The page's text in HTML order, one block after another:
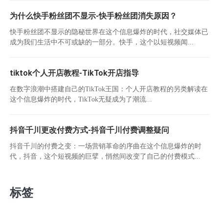
为什么快手粉丝团不显示-快手粉丝团消失原因？
快手粉丝团不显示的隐秘世界在这个信息爆炸的时代，社交媒体已
成为我们生活中不可或缺的一部分。快手，这个以短视频闻...
tiktok个人开店教程-TikTok开店指导
在数字浪潮中搭建自己的TikTok王国：个人开店教程的另类解读在
这个信息爆炸的时代，TikTok无疑成为了潮流...
抖音千川更改付费方式-抖音千川付费调整疑问
抖音千川的付费之变：一场营销革命的序曲在这个信息爆炸的时
代，抖音，这个短视频的巨擘，悄然间改变了自己的付费模式...
标签